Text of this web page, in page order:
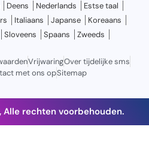
Deens Nederlands
Estse taal
Italiaans Japanse
Koreaans
Sloveens Spaans
Zweeds
VrijwaringOver tijdelijke sms
met ons opSitemap
Alle rechten voorbehouden.